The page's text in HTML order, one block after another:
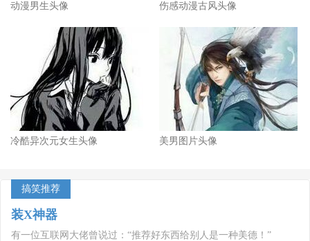
动漫男生头像 伤感动漫古风头像
冷酷异次元女生头像 美男图片头像
搞笑推荐
装X神器
有一位互联网大佬曾说过：“推荐好东西给别人是一种美德！”